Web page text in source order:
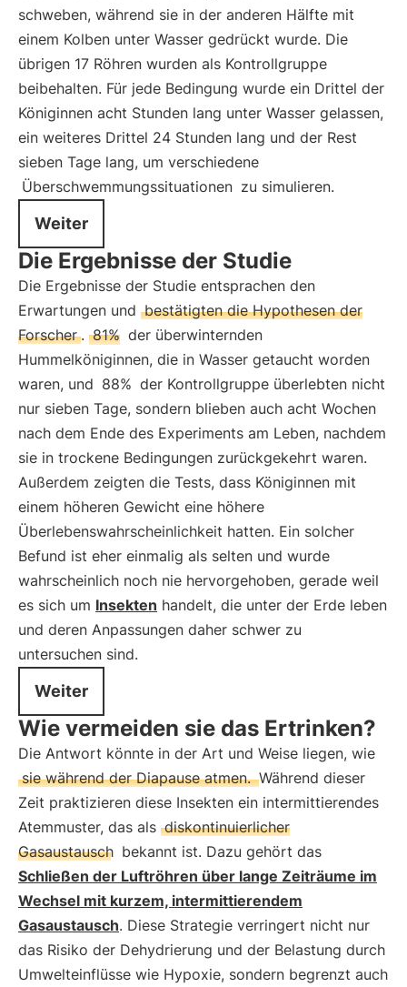
schweben, während sie in der anderen Hälfte mit
einem Kolben unter Wasser gedrückt wurde. Die
übrigen 17 Röhren wurden als Kontrollgruppe
beibehalten. Für jede Bedingung wurde ein Drittel der
Königinnen acht Stunden lang unter Wasser gelassen,
ein weiteres Drittel 24 Stunden lang und der Rest
sieben Tage lang, um verschiedene
Überschwemmungssituationen zu simulieren.
Weiter
Die Ergebnisse der Studie
Die Ergebnisse der Studie entsprachen den
Erwartungen und bestätigten die Hypothesen der
Forscher . 81% der überwinternden
Hummelköniginnen, die in Wasser getaucht worden
waren, und 88% der Kontrollgruppe überlebten nicht
nur sieben Tage, sondern blieben auch acht Wochen
nach dem Ende des Experiments am Leben, nachdem
sie in trockene Bedingungen zurückgekehrt waren.
Außerdem zeigten die Tests, dass Königinnen mit
einem höheren Gewicht eine höhere
Überlebenswahrscheinlichkeit hatten. Ein solcher
Befund ist eher einmalig als selten und wurde
wahrscheinlich noch nie hervorgehoben, gerade weil
es sich um Insekten handelt, die unter der Erde leben
und deren Anpassungen daher schwer zu
untersuchen sind.
Weiter
Wie vermeiden sie das Ertrinken?
Die Antwort könnte in der Art und Weise liegen, wie
sie während der Diapause atmen. Während dieser
Zeit praktizieren diese Insekten ein intermittierendes
Atemmuster, das als diskontinuierlicher
Gasaustausch bekannt ist. Dazu gehört das
Schließen der Luftröhren über lange Zeiträume im
Wechsel mit kurzem, intermittierendem
Gasaustausch. Diese Strategie verringert nicht nur
das Risiko der Dehydrierung und der Belastung durch
Umwelteinflüsse wie Hypoxie, sondern begrenzt auch